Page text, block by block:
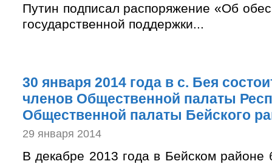
Путин подписал распоряжение «Об
государственной поддержки...
30 января 2014 года в с. Бея
членов Общественной палаты
Общественной палаты Бейского
29 января 2014
В декабре 2013 года в Бейском